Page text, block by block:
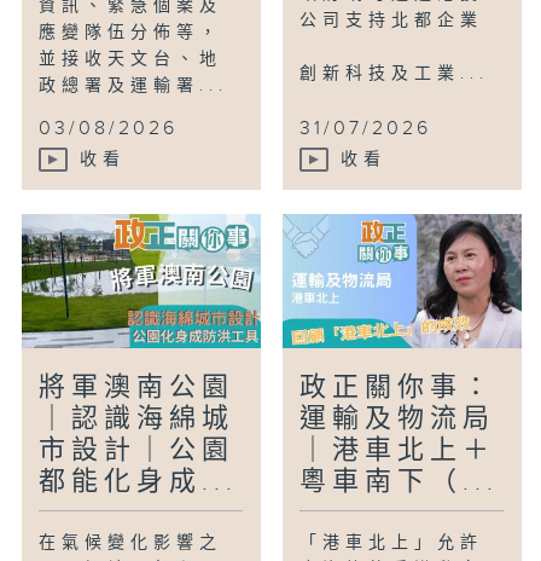
資訊、緊急個案及
應變隊伍分佈等，
並接收天文台、地
政總署及運輸署...
03/08/2026
收看
公司支持北都企業
創新科技及工業...
31/07/2026
收看
將軍澳南公園
｜認識海綿城
市設計｜公園
都能化身成...
在氣候變化影響之
政正關你事：
運輸及物流局
｜港車北上＋
粵車南下（...
「港車北上」允許